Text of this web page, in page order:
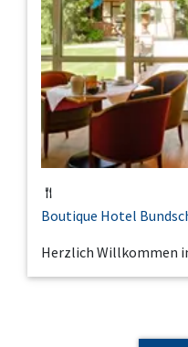
Boutique Hotel
Herzlich Willkommen